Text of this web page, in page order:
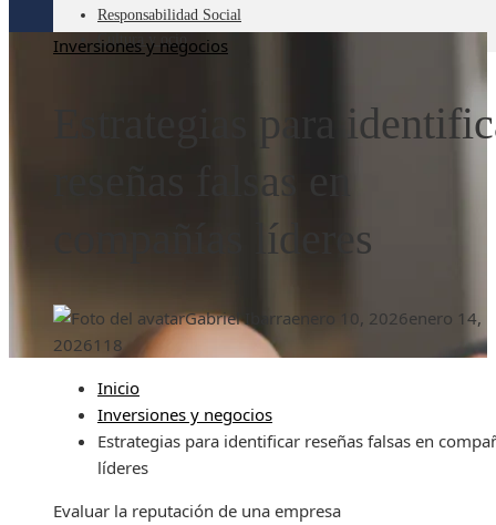
Responsabilidad Social
Cultura y ocio
Inversiones y negocios
Estrategias para
reseñas falsas en
compañías líderes
Gabriel Ibarraenero 10, 2026enero 14,
2026118
Inicio
Inversiones y negocios
Estrategias para identificar reseñas falsas en
líderes
Evaluar la reputación de una empresa